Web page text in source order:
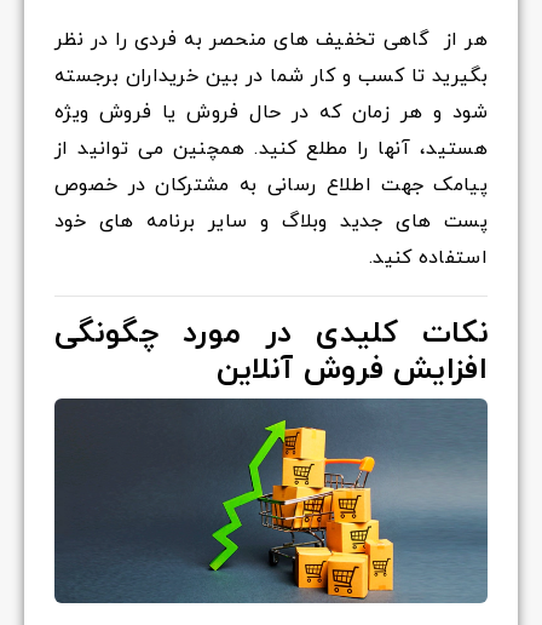
هر از گاهی تخفیف های منحصر به فردی را در نظر
بگیرید تا کسب و کار شما در بین خریداران برجسته
شود و هر زمان که در حال فروش یا فروش ویژه
هستید، آنها را مطلع کنید. همچنین می توانید از
پیامک جهت اطلاع رسانی به مشترکان در خصوص
پست های جدید وبلاگ و سایر برنامه های خود
استفاده کنید.
نکات کلیدی در مورد چگونگی
افزایش فروش آنلاین